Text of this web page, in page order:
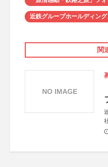
近鉄グループホールディング
関
NO IMAGE